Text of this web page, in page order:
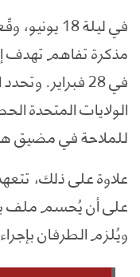
في ليلة 18
مذكرة تفاهم تهدف
في 28 فبراير.
الولايات المتحدة
للملاحة في مضيق
علاوة على ذلك،
على أن يُحسم ملف
ويُلزم الطرفان